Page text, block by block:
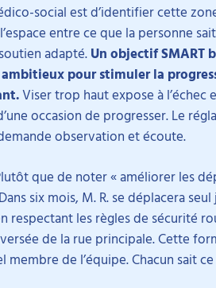
social est d’identifier cette
entre ce que la personne
adapté. Un objectif SMART
pour stimuler la
Viser trop haut expose à l’échec
occasion de progresser. Le
observation et écoute.
que de noter « améliorer les
six mois, M. R. se déplacera
respectant les règles de sécurité
de la rue principale. Cette
de l’équipe. Chacun sait